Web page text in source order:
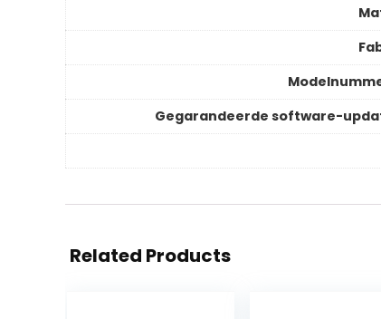
Gegarandeerde software-
Related Products